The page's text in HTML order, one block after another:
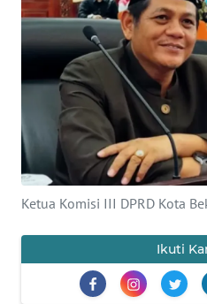
Ketua Komisi III DPRD Kota
Ikuti
Informasi
BERITA
KONTAK
KAMI
INFO
IKLAN